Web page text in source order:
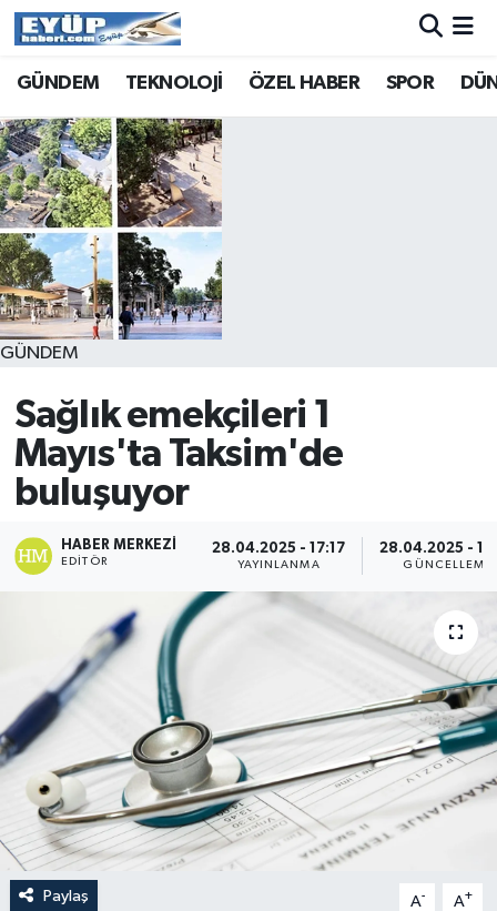
GÜNDEM TEKNOLOJİ ÖZEL HABER SPOR
GÜNDEM
Sağlık emekçileri 1
Mayıs'ta Taksim'de
buluşuyor
HABER MERKEZI
EDITÖR
28.04.2025 - 17:17
YAYINLANMA
28.04.2025 -
GÜNCELLEME
Paylaş A- A+